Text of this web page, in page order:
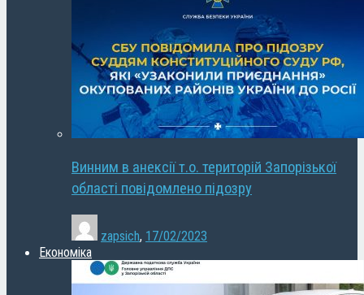
Винним в анексії т.о. територій Запорізької
області повідомлено підозру
zapsich, 17/02/2023
Економіка